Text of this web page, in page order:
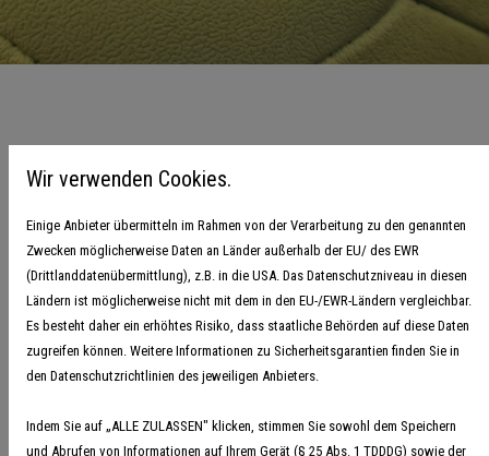
Saisonstart Five-a-Side 2024/25
20. September 2024
Vor knapp drei Jahren hat der Handballverband Niedersachsen-
Bremen in einem gemeinsamen Pilotprojekt mit dem
Deutschen Handballbund (DHB) die alternative Spielform Five-
a-Side Handball nach Niedersachsen und Bremen geholt. Seit
immer mehr Begeisterung in der Region sorgt. In über 40
Wir verwenden Cookies.
Einige Anbieter übermitteln im Rahmen von der Verarbeitung zu den genannten
Zwecken möglicherweise Daten an Länder außerhalb der EU/ des EWR
(Drittlanddatenübermittlung), z.B. in die USA. Das Datenschutzniveau in diesen
Ländern ist möglicherweise nicht mit dem in den EU-/EWR-Ländern vergleichbar.
Es besteht daher ein erhöhtes Risiko, dass staatliche Behörden auf diese Daten
zugreifen können. Weitere Informationen zu Sicherheitsgarantien finden Sie in
den Datenschutzrichtlinien des jeweiligen Anbieters.
Indem Sie auf „ALLE ZULASSEN" klicken, stimmen Sie sowohl dem Speichern
und Abrufen von Informationen auf Ihrem Gerät (§ 25 Abs. 1 TDDDG) sowie der